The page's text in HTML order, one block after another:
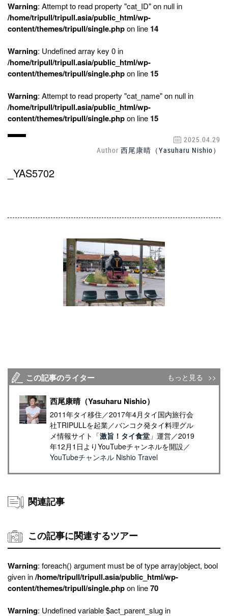
Warning: Attempt to read property "cat_ID" on null in
/home/tripull/tripull.asia/public_html/wp-
content/themes/tripull/single.phpon line 14
Warning: Undefined array key 0 in
/home/tripull/tripull.asia/public_html/wp-
content/themes/tripull/single.phpon line 15
Warning: Attempt to read property "cat_name" on null in
/home/tripull/tripull.asia/public_html/wp-
content/themes/tripull/single.phpon line 15
2025.04.29
Author 西尾康晴（Yasuharu Nishio）
_YAS5702
この記事のライター もっと見る
西尾康晴（Yasuharu Nishio）
2011年タイ移住／2017年4月タイ国内旅行会
社TRIPULLを起業／バンコク発タイ料理グル
メ情報サイト「激旨！タイ食堂」運営／2019
年12月1日よりYouTubeチャンネルを開設／
YouTubeチャンネル Nishio Travel
関連記事
この記事に関連するツアー
Warning: foreach() argument must be of type array|object, bool
given in/home/tripull/tripull.asia/public_html/wp-
content/themes/tripull/single.phpon line70
Warning: Undefined variable $act_parent_slug in